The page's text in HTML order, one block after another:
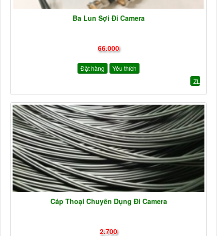
Ba Lun Sợi Đi Camera
66.000
Đặt hàng
Yêu thích
ZL
Cáp Thoại Chuyên Dụng Đi Camera
2.700